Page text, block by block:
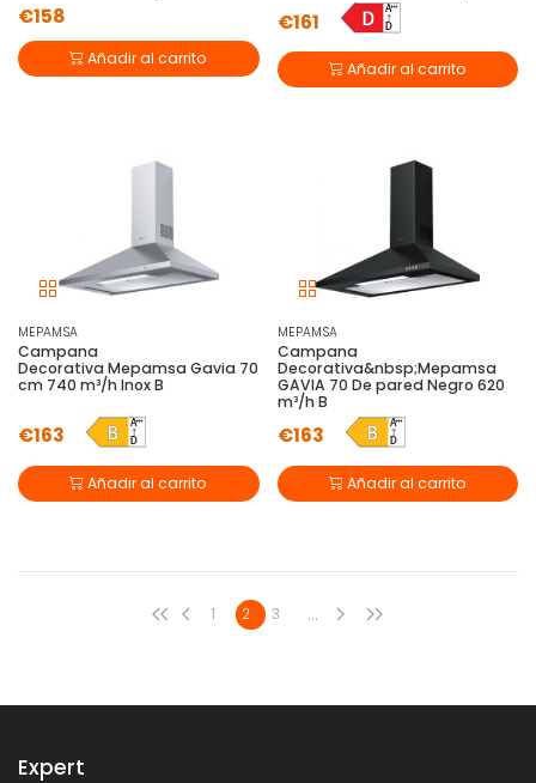
€158
Añadir al carrito
€161
Añadir al carrito
MEPAMSA
Campana
Decorativa Mepamsa Gavia 70
cm 740 m³/h Inox B
€163
Añadir al carrito
MEPAMSA
Campana
Decorativa&nbsp;Mepamsa
GAVIA 70 De pared Negro 620
m³/h B
€163
Añadir al carrito
1 2 3 ...
Expert